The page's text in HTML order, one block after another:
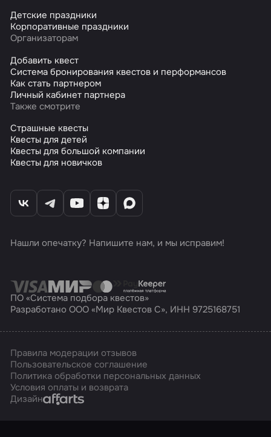
Детские праздники
Корпоративные праздники
Организаторам
Добавить квест
Система бронирования квестов и перформансов
Как стать партнером
Личный кабинет партнера
Также смотрите
Страшные квесты
Квесты для детей
Квесты для большой компании
Квесты для новичков
Нашли опечатку? Напишите нам, и мы исправим!
ПО «Система подбора квестов»
Разработано ООО «Мир Квестов С», ИНН 9725168751
Правила модерации отзывов
Пользовательское соглашение
Политика обработки персональных данных
Условия оплаты и возврата
ДизайнAffarts